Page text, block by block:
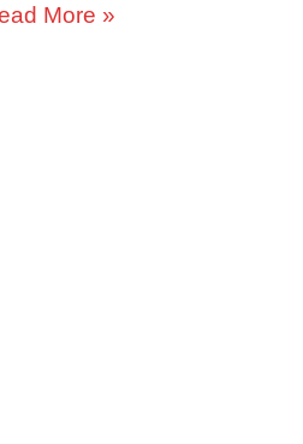
More »